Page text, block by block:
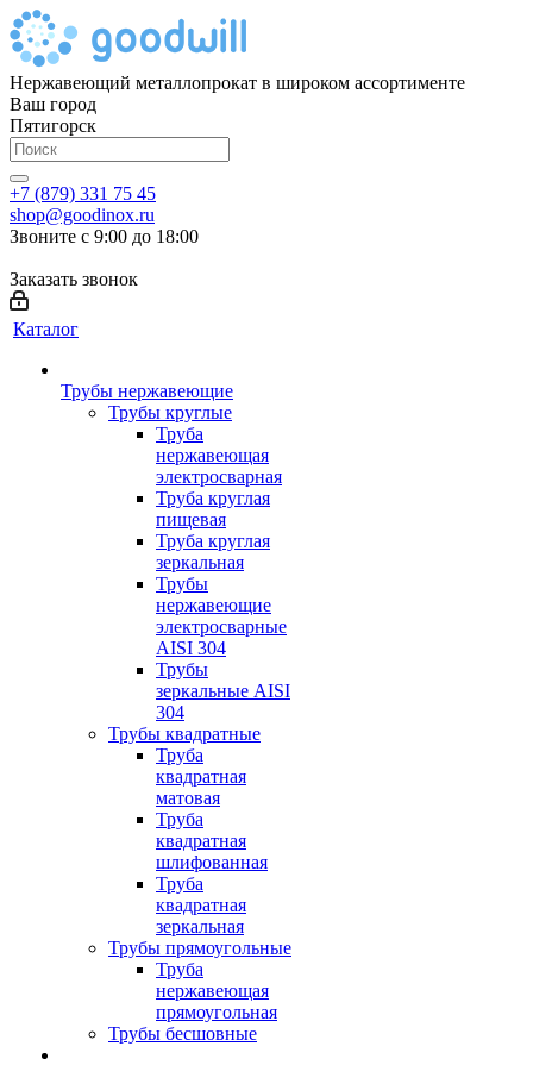
Нержавеющий металлопрокат в широком ассортименте
Ваш город
Пятигорск
+7 (879) 331 75 45
shop@goodinox.ru
Звоните с 9:00 до 18:00
Заказать звонок
Каталог
Трубы нержавеющие
Трубы круглые
Труба
нержавеющая
электросварная
Труба круглая
пищевая
Труба круглая
зеркальная
Трубы
нержавеющие
электросварные
AISI 304
Трубы
зеркальные AISI
304
Трубы квадратные
Труба
квадратная
матовая
Труба
квадратная
шлифованная
Труба
квадратная
зеркальная
Трубы прямоугольные
Труба
нержавеющая
прямоугольная
Трубы бесшовные